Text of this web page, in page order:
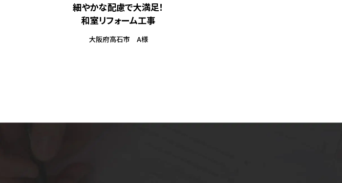
細やかな配慮で大満足！
和室リフォーム工事
大阪府高石市 A様